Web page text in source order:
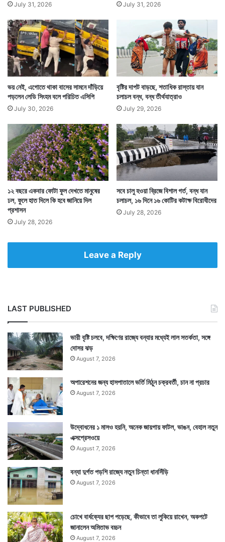
সেটা মাথায় রেখেই অভিষেক তাঁর চা ও খাবারের দোকানের নাম
দিয়েছে প্রধানমন্ত্রী চায়েওয়ালা। এই নামের কামালেই অভিষেকের
দোকান এখন ওই পথে অতিব্যস্ত দোকানে পরিণত হয়েছে।
যেখানে রাতদিন ভিড় জমাচ্ছেন অতিথিরা। — সংবাদ সংস্থার
সাহায্য নিয়ে লেখা
July 31, 2026 July 31, 2026
ভয় নেই, এগোতে থাকা বাসের সামনে দাঁড়িয়ে
পড়লেন লেডি সিংহম বলে পরিচিত এসিপি
July 30, 2026
বৃষ্টির দাপট বাড়ছে, শতাধিক রাস্তায় যান
চলাচল বন্ধ, বন্ধ তীর্থযাত্রাও
July 29, 2026
১২ বছরে একবার ফোটা ফুল দেখতে মানুষের
ঢল, ফুলে হাত দিলে কি হবে জানিয়ে দিল
প্রশাসন
July 28, 2026
সবে চালু হওয়া ব্রিজে বিশাল গর্ত, বন্ধ যান
চলাচল, ১৬ দিনে ১৬ কোটির কটাক্ষ বিরোধীদের
July 28, 2026
Leave a Reply
LAST PUBLISHED
ভারী বৃষ্টি চলবে, দক্ষিণের রাজ্যে বন্যার মধ্যেই লাল সতর্কতা, সঙ্গে
দোসর ঝড়
August 7, 2026
অপারেশনের জন্য হাসপাতালে ভর্তি মিঠুন চক্রবর্তী, চান না প্রচার
August 7, 2026
উদ্বোধনের ১ মাসও হয়নি, অনেক জায়গায় ফাটল, ভাঙন, বেহাল নতুন
এক্সপ্রেসওয়ে
August 7, 2026
বন্যা দুর্গত পড়শি রাজ্যে নতুন চিন্তা ধানসিঁড়ি
August 7, 2026
চোখে বার্ধক্যের ছাপ পড়েছে, কীভাবে তা লুকিয়ে রাখেন, অকপটে
জানালেন অমিতাভ বচ্চন
August 7, 2026